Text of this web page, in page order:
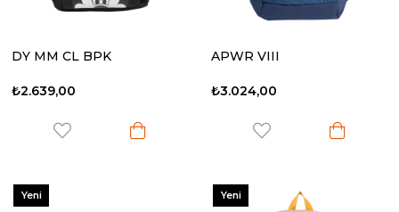
DY MM CL BPK
₺2.639,00
APWR VIII
₺3.024,00
Yeni
Yeni